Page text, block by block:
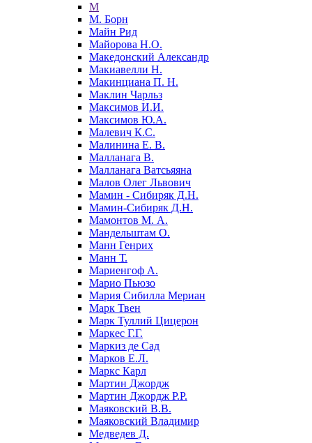
М
М. Борн
Майн Рид
Майорова Н.О.
Македонский Александр
Макиавелли Н.
Макинциана П. Н.
Маклин Чарльз
Максимов И.И.
Максимов Ю.А.
Малевич К.С.
Малинина Е. В.
Малланага В.
Малланага Ватсьяяна
Малов Олег Львович
Мамин - Сибиряк Д.Н.
Мамин-Сибиряк Д.Н.
Мамонтов М. А.
Мандельштам О.
Манн Генрих
Манн Т.
Мариенгоф А.
Марио Пьюзо
Мария Сибилла Мериан
Марк Твен
Марк Туллий Цицерон
Маркес Г.Г.
Маркиз де Сад
Марков Е.Л.
Маркс Карл
Мартин Джордж
Мартин Джордж Р.Р.
Маяковский В.В.
Маяковский Владимир
Медведев Д.